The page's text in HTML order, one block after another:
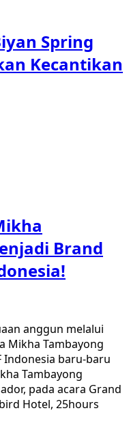
Spring
Kecantikan
Brand
anggun melalui
Mikha Tambayong
Indonesia baru-baru
Tambayong
pada acara Grand
Hotel, 25hours